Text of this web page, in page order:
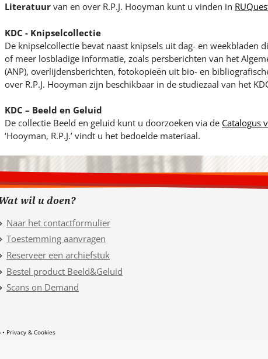
Literatuurvan en over R.P.J. Hooyman kunt u vinden in
KDC - Knipselcollectie
De knipselcollectie bevat naast knipsels uit dag- en weekbladen
of meer losbladige informatie, zoals persberichten van het
(ANP), overlijdensberichten, fotokopieën uit bio- en
over R.P.J. Hooyman zijn beschikbaar in de studiezaal van het
KDC – Beeld en Geluid
De collectie Beeld en geluid kunt u doorzoeken via de Catalogus
‘Hooyman, R.P.J.’ vindt u het bedoelde materiaal.
wil u doen?
Naar het contactformulier
Toestemming aanvragen
Reserveer een archiefstuk
Bestel product Beeld&Geluid
Scans on Demand
Privacy & Cookies